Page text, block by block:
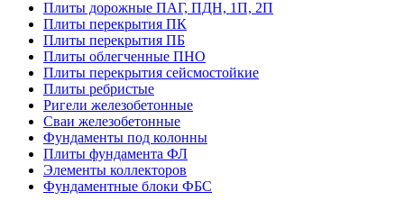
Плиты дорожные ПАГ, ПДН, 1П, 2П
Плиты перекрытия ПК
Плиты перекрытия ПБ
Плиты облегченные ПНО
Плиты перекрытия сейсмостойкие
Плиты ребристые
Ригели железобетонные
Сваи железобетонные
Фундаменты под колонны
Плиты фундамента ФЛ
Элементы коллекторов
Фундаментные блоки ФБС